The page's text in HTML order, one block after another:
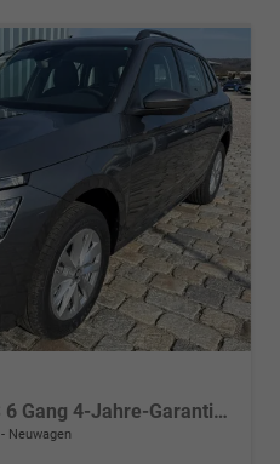
Selection 1.0 TSI 116 PS 6 Gang 4-Jahre-Garantie-Anhängerkupplung schwenkbar-Kessy-16" Alu-2-Zonen-Climatronic-Tempomat-LED-AppleCarPlay-AndroidAuto-Rückfahrkamera-2xPDC
Neuwagen